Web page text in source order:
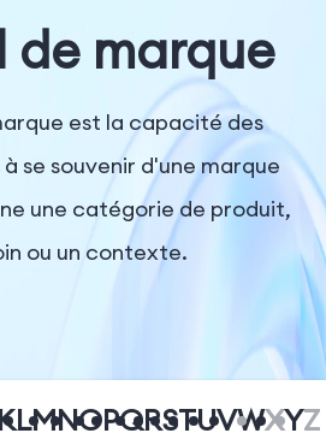
de marque
est la capacité des
se souvenir d'une marque
une catégorie de produit,
ou un contexte.
LMNOPQRSTUVWXYZ